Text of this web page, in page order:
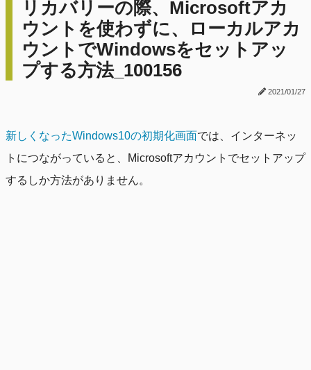
リカバリーの際、Microsoftアカ
ウントを使わずに、ローカルアカ
ウントでWindowsをセットアッ
プする方法_100156
2021/01/27
新しくなったWindows10の初期化画面では、インターネッ
トにつながっていると、Microsoftアカウントでセットアップ
するしか方法がありません。